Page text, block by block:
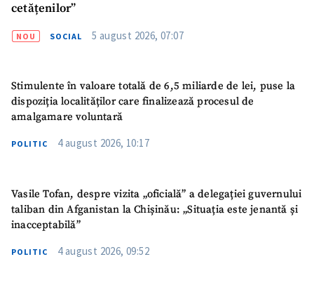
cetățenilor”
NOU SOCIAL 5 august 2026, 07:07
Stimulente în valoare totală de 6,5 miliarde de lei, puse la
dispoziția localităților care finalizează procesul de
amalgamare voluntară
POLITIC 4 august 2026, 10:17
Vasile Tofan, despre vizita „oficială” a delegației guvernului
taliban din Afganistan la Chișinău: „Situația este jenantă și
inacceptabilă”
POLITIC 4 august 2026, 09:52